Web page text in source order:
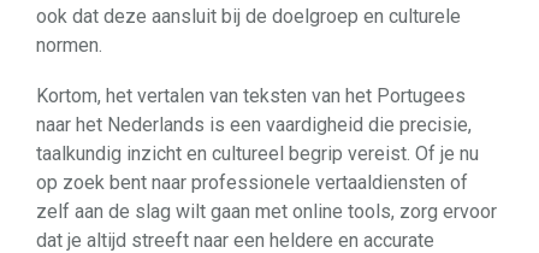
ook dat deze aansluit bij de doelgroep en culturele
normen.
Kortom, het vertalen van teksten van het Portugees
naar het Nederlands is een vaardigheid die precisie,
taalkundig inzicht en cultureel begrip vereist. Of je nu
op zoek bent naar professionele vertaaldiensten of
zelf aan de slag wilt gaan met online tools, zorg ervoor
dat je altijd streeft naar een heldere en accurate